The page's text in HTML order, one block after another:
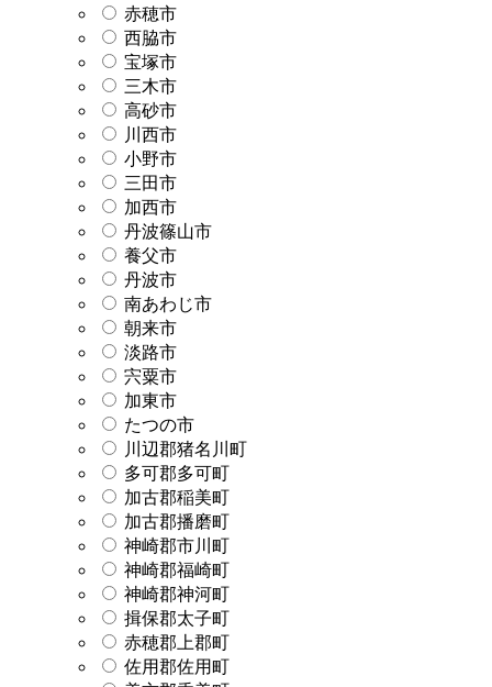
赤穂市
西脇市
宝塚市
三木市
高砂市
川西市
小野市
三田市
加西市
丹波篠山市
養父市
丹波市
南あわじ市
朝来市
淡路市
宍粟市
加東市
たつの市
川辺郡猪名川町
多可郡多可町
加古郡稲美町
加古郡播磨町
神崎郡市川町
神崎郡福崎町
神崎郡神河町
揖保郡太子町
赤穂郡上郡町
佐用郡佐用町